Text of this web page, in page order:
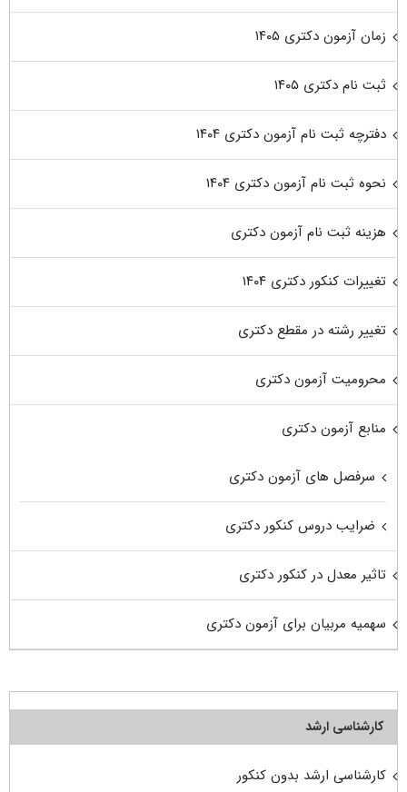
زمان آزمون دکتری ۱۴۰۵
ثبت نام دکتری ۱۴۰۵
دفترچه ثبت نام آزمون دکتری ۱۴۰۴
نحوه ثبت نام آزمون دکتری ۱۴۰۴
هزینه ثبت نام آزمون دکتری
تغییرات کنکور دکتری ۱۴۰۴
تغییر رشته در مقطع دکتری
محرومیت آزمون دکتری
منابع آزمون دکتری
سرفصل های آزمون دکتری
ضرایب دروس کنکور دکتری
تاثیر معدل در کنکور دکتری
سهمیه مربیان برای آزمون دکتری
کارشناسی ارشد
کارشناسی ارشد بدون کنکور